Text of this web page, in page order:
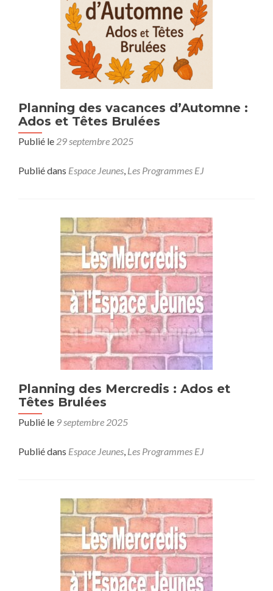
Planning des vacances d’Automne :
Ados et Têtes Brulées
Publié le 29 septembre 2025
Publié dans Espace Jeunes, Les Programmes EJ
Planning des Mercredis : Ados et
Têtes Brulées
Publié le 9 septembre 2025
Publié dans Espace Jeunes, Les Programmes EJ